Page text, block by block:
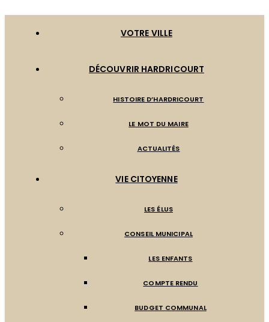
VOTRE VILLE
DÉCOUVRIR HARDRICOURT
HISTOIRE D’HARDRICOURT
LE MOT DU MAIRE
ACTUALITÉS
VIE CITOYENNE
LES ÉLUS
CONSEIL MUNICIPAL
LES ENFANTS
COMPTE RENDU
BUDGET COMMUNAL